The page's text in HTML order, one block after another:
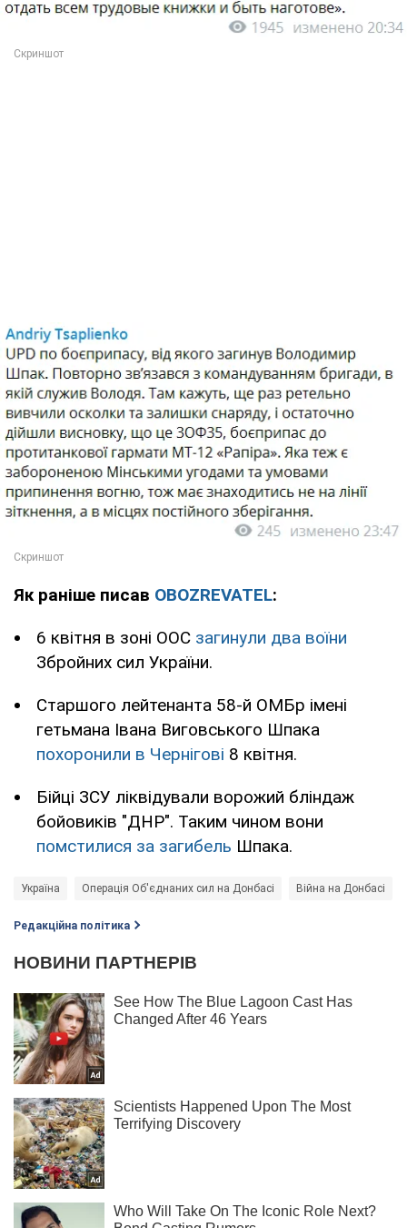
Як раніше писав OBOZREVATEL:
6 квітня в зоні ООС загинули два воїни
Збройних сил України.
Старшого лейтенанта 58-й ОМБр імені
гетьмана Івана Виговського Шпака
похоронили в Чернігові 8 квітня.
Бійці ЗСУ ліквідували ворожий бліндаж
бойовиків "ДНР". Таким чином вони
помстилися за загибель Шпака.
Україна Операція Об'єднаних сил на Донбасі Війна на Донбасі
Редакційна політика